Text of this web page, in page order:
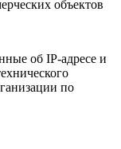
объектов
об IP-адресе и
по